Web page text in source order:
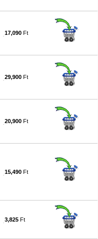
17,090 Ft
29,900 Ft
20,900 Ft
15,490 Ft
3,825 Ft